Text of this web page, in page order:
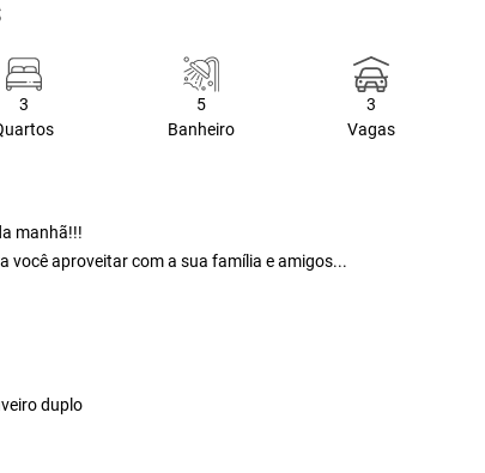
3
5
Banheiro
3
Vagas
manhã!!!
você aproveitar com a sua família e amigos...
duplo